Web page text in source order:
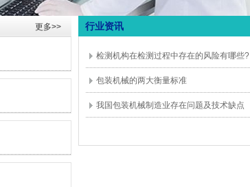
更多>> 行业资讯
检测机构在检测过程中存在的风险有哪些?
包装机械的两大衡量标准
我国包装机械制造业存在问题及技术缺点